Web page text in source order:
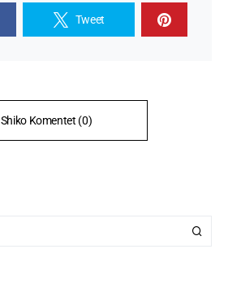
Tweet
Shiko Komentet (0)